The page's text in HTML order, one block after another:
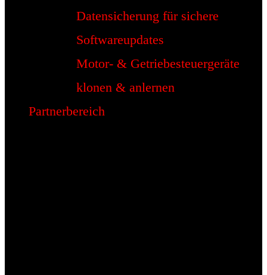
Datensicherung für sichere
Softwareupdates
Motor- & Getriebesteuergeräte
klonen & anlernen
Partnerbereich